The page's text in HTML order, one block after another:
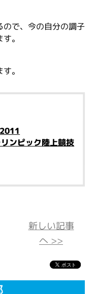
ので、今の自分の調子
。
。
ンピック陸上競技
新しい記事
へ >>